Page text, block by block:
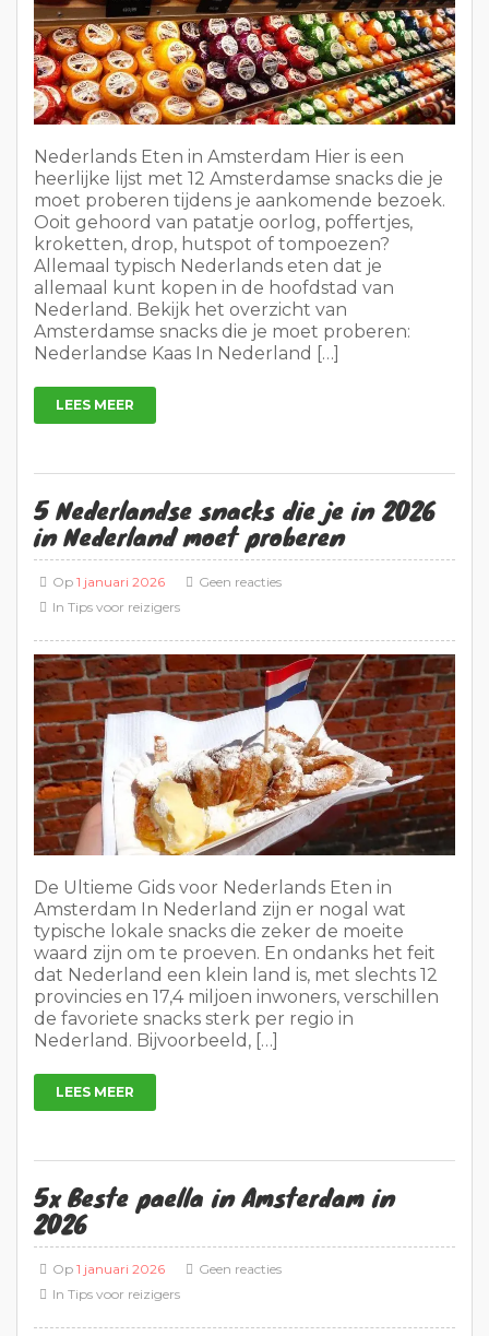
Nederlands Eten in Amsterdam Hier is een
heerlijke lijst met 12 Amsterdamse snacks die je
moet proberen tijdens je aankomende bezoek.
Ooit gehoord van patatje oorlog, poffertjes,
kroketten, drop, hutspot of tompoezen?
Allemaal typisch Nederlands eten dat je
allemaal kunt kopen in de hoofdstad van
Nederland. Bekijk het overzicht van
Amsterdamse snacks die je moet proberen:
Nederlandse Kaas In Nederland […]
LEES MEER
5 Nederlandse snacks die je in 2026
in Nederland moet proberen
Op 1 januari 2026
In Tips voor reizigers
Geen reacties
De Ultieme Gids voor Nederlands Eten in
Amsterdam In Nederland zijn er nogal wat
typische lokale snacks die zeker de moeite
waard zijn om te proeven. En ondanks het feit
dat Nederland een klein land is, met slechts 12
provincies en 17,4 miljoen inwoners, verschillen
de favoriete snacks sterk per regio in
Nederland. Bijvoorbeeld, […]
LEES MEER
5x Beste paella in Amsterdam in
2026
Op 1 januari 2026
In Tips voor reizigers
Geen reacties